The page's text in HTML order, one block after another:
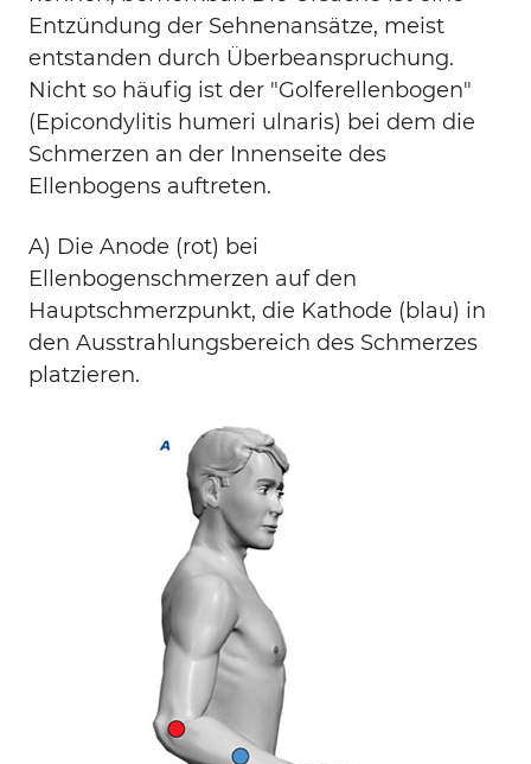
Entzündung der Sehnenansätze, meist
entstanden durch Überbeanspruchung.
Nicht so häufig ist der "Golferellenbogen"
(Epicondylitis humeri ulnaris) bei dem die
Schmerzen an der Innenseite des
Ellenbogens auftreten.
A) Die Anode (rot) bei
Ellenbogenschmerzen auf den
Hauptschmerzpunkt, die Kathode (blau) in
den Ausstrahlungsbereich des Schmerzes
platzieren.